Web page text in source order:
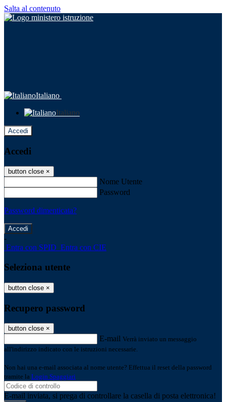
Salta al contenuto
Italiano
Italiano
Accedi
Accedi
button close ×
Nome Utente
Password
Password dimenticata?
-
Entra con SPID Entra con CIE
Seleziona utente
button close ×
Recupero password
button close ×
E-mail Verrà inviato un messaggio
all'indirizzo indicato con le istruzioni necessarie.
Non hai una e-mail associata al nome utente? Effettua il reset della password
tramite la Login Spaggiari
E-mail inviata, si prega di controllare la casella di posta elettronica!